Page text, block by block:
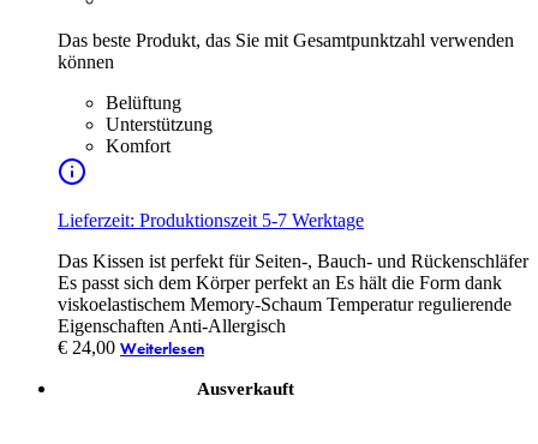
Das beste Produkt, das Sie mit Gesamtpunktzahl verwenden
können
Belüftung
Unterstützung
Komfort
Lieferzeit: Produktionszeit 5-7 Werktage
Das Kissen ist perfekt für Seiten-, Bauch- und Rückenschläfer
Es passt sich dem Körper perfekt an Es hält die Form dank
viskoelastischem Memory-Schaum Temperatur regulierende
Eigenschaften Anti-Allergisch
€ 24,00 Weiterlesen
Ausverkauft